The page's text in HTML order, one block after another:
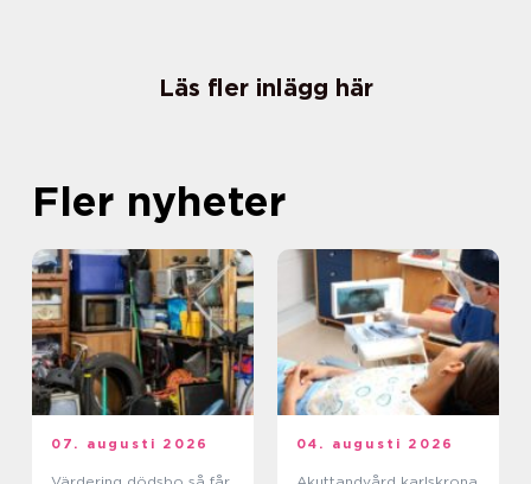
Läs fler inlägg här
Fler nyheter
07. augusti 2026 04. augusti 2026